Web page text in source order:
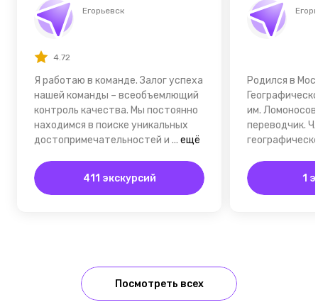
Егорьевск
4.72
Я работаю в команде. Залог успеха
нашей команды – всеобъемлющий
контроль качества. Мы постоянно
находимся в поиске уникальных
достопримечательностей и ... ещё
411 экскурсий
Родился в
им.
переводчик.
1
Посмотреть всех